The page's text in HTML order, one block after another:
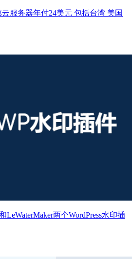
服务器年付24美元 包括台湾 美国
LeWaterMaker两个WordPress水印插